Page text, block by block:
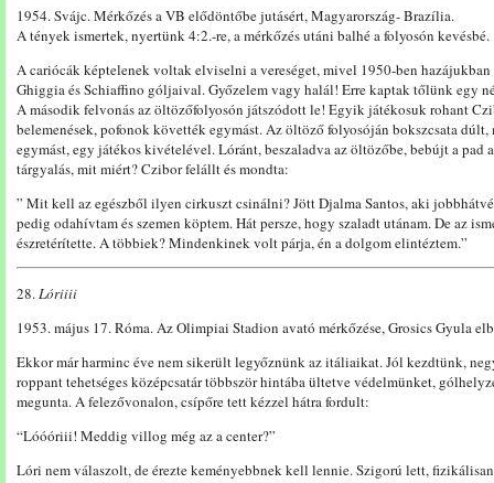
1954. Svájc. Mérkőzés a VB elődöntőbe jutásért, Magyarország- Brazília.
A tények ismertek, nyertünk 4:2.-re, a mérkőzés utáni balhé a folyosón kevésbé.
A cariócák képtelenek voltak elviselni a vereséget, mivel 1950-ben
Ghiggia és Schiaffino góljaival. Győzelem vagy halál! Erre kaptak tőlünk egy
A második felvonás az öltözőfolyosón játszódott le! Egyik játékosuk rohant
belemenések, pofonok követték egymást. Az öltöző folyosóján bokszcsata
egymást, egy játékos kivételével. Lóránt, beszaladva az öltözőbe, bebújt a pad
tárgyalás, mit miért? Czibor felállt és mondta:
” Mit kell az egészből ilyen cirkuszt csinálni? Jött Djalma Santos, aki
pedig odahívtam és szemen köptem. Hát persze, hogy szaladt utánam. De az
észretérítette. A többiek? Mindenkinek volt párja, én a dolgom elintéztem.”
28.Lóriiii
1953. május 17. Róma. Az Olimpiai Stadion avató mérkőzése, Grosics Gyula
Ekkor már harminc éve nem sikerült legyőznünk az itáliaikat. Jól kezdtünk,
roppant tehetséges középcsatár többször hintába ültetve védelmünket,
megunta. A felezővonalon, csípőre tett kézzel hátra fordult:
“Lóóóriii! Meddig villog még az a center?”
Lóri nem válaszolt, de érezte keményebbnek kell lennie. Szigorú lett,